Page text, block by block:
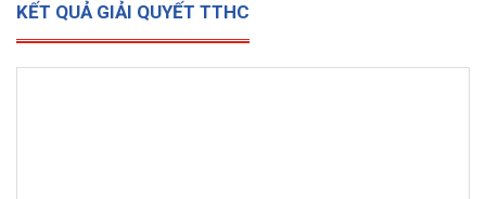
KẾT QUẢ GIẢI QUYẾT TTHC